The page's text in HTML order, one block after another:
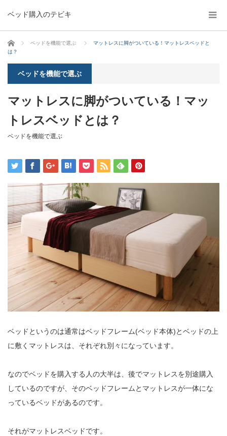
ベッド購入のテビキ
ホーム ベッドを機能で選ぶ
マットレスに脚がついている！マットレスベッドと
は？
ベッドを機能で選ぶ
マットレスに脚がついている！マッ
トレスベッドとは？
ベッドを機能で選ぶ
ベッドというのは通常はベッドフレーム(ベッド本体)とベッドの上
に敷くマットレスは、それぞれ別々になっています。
なのでベッドを購入する人の大半は、後でマットレスを別途購入
しているのですが、そのベッドフレームとマットレスが一体にな
っているベッドがあるのです。
それがマットレスベッドです。